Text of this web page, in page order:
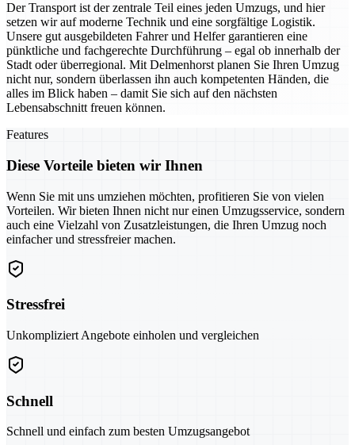
Der Transport ist der zentrale Teil eines jeden Umzugs, und hier
setzen wir auf moderne Technik und eine sorgfältige Logistik.
Unsere gut ausgebildeten Fahrer und Helfer garantieren eine
pünktliche und fachgerechte Durchführung – egal ob innerhalb der
Stadt oder überregional. Mit Delmenhorst planen Sie Ihren Umzug
nicht nur, sondern überlassen ihn auch kompetenten Händen, die
alles im Blick haben – damit Sie sich auf den nächsten
Lebensabschnitt freuen können.
Features
Diese Vorteile bieten wir Ihnen
Wenn Sie mit uns umziehen möchten, profitieren Sie von vielen
Vorteilen. Wir bieten Ihnen nicht nur einen Umzugsservice, sondern
auch eine Vielzahl von Zusatzleistungen, die Ihren Umzug noch
einfacher und stressfreier machen.
Stressfrei
Unkompliziert Angebote einholen und vergleichen
Schnell
Schnell und einfach zum besten Umzugsangebot